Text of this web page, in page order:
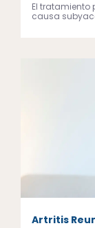
El tratamiento
causa
Artritis